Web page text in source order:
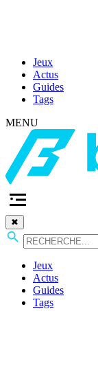
Jeux
Actus
Guides
Tags
MENU
✖
Jeux
Actus
Guides
Tags